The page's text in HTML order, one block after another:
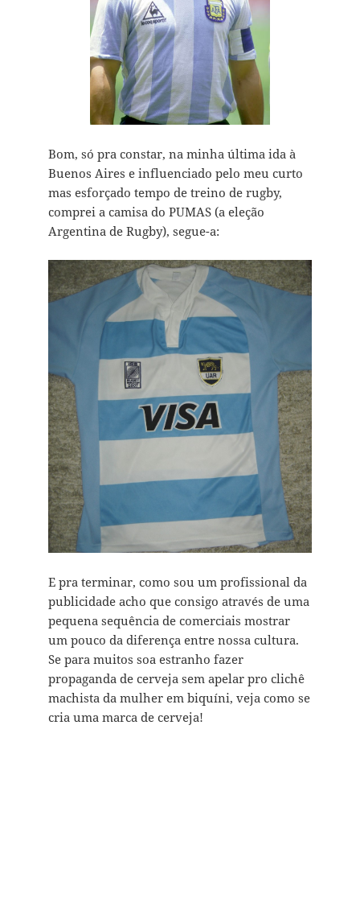
Bom, só pra constar, na minha última ida à
Buenos Aires e influenciado pelo meu curto
mas esforçado tempo de treino de rugby,
comprei a camisa do PUMAS (a eleção
Argentina de Rugby), segue-a:
E pra terminar, como sou um profissional da
publicidade acho que consigo através de uma
pequena sequência de comerciais mostrar
um pouco da diferença entre nossa cultura.
Se para muitos soa estranho fazer
propaganda de cerveja sem apelar pro clichê
machista da mulher em biquíni, veja como se
cria uma marca de cerveja!